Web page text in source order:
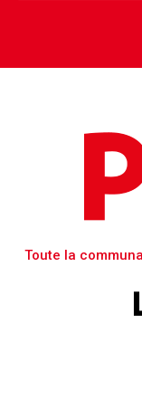
Toute la